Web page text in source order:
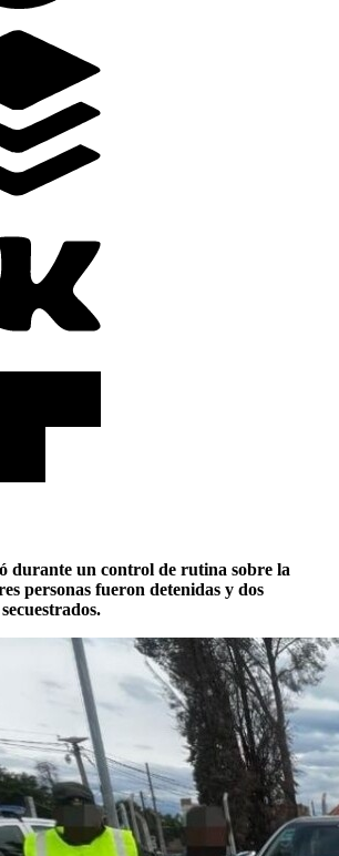
durante un control de rutina sobre la
personas fueron detenidas y dos